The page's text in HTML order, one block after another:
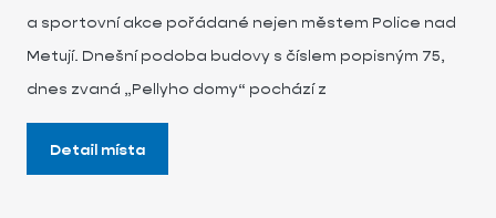
a sportovní akce pořádané nejen městem Police nad
Metují. Dnešní podoba budovy s číslem popisným 75,
dnes zvaná „Pellyho domy“ pochází z
Detail místa